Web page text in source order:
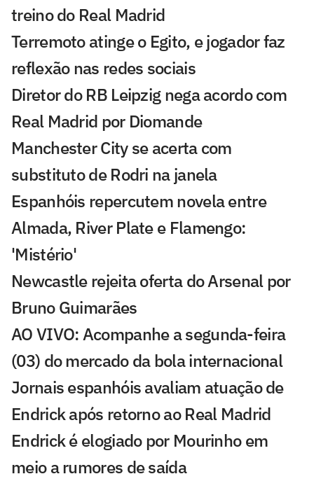
treino do Real Madrid
Terremoto atinge o Egito, e jogador faz
reflexão nas redes sociais
Diretor do RB Leipzig nega acordo com
Real Madrid por Diomande
Manchester City se acerta com
substituto de Rodri na janela
Espanhóis repercutem novela entre
Almada, River Plate e Flamengo:
'Mistério'
Newcastle rejeita oferta do Arsenal por
Bruno Guimarães
AO VIVO: Acompanhe a segunda-feira
(03) do mercado da bola internacional
Jornais espanhóis avaliam atuação de
Endrick após retorno ao Real Madrid
Endrick é elogiado por Mourinho em
meio a rumores de saída